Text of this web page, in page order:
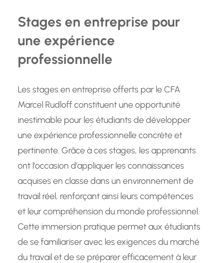
Stages en entreprise pour
une expérience
professionnelle
Les stages en entreprise offerts par le CFA
Marcel Rudloff constituent une opportunité
inestimable pour les étudiants de développer
une expérience professionnelle concrète et
pertinente. Grâce à ces stages, les apprenants
ont l’occasion d’appliquer les connaissances
acquises en classe dans un environnement de
travail réel, renforçant ainsi leurs compétences
et leur compréhension du monde professionnel.
Cette immersion pratique permet aux étudiants
de se familiariser avec les exigences du marché
du travail et de se préparer efficacement à leur